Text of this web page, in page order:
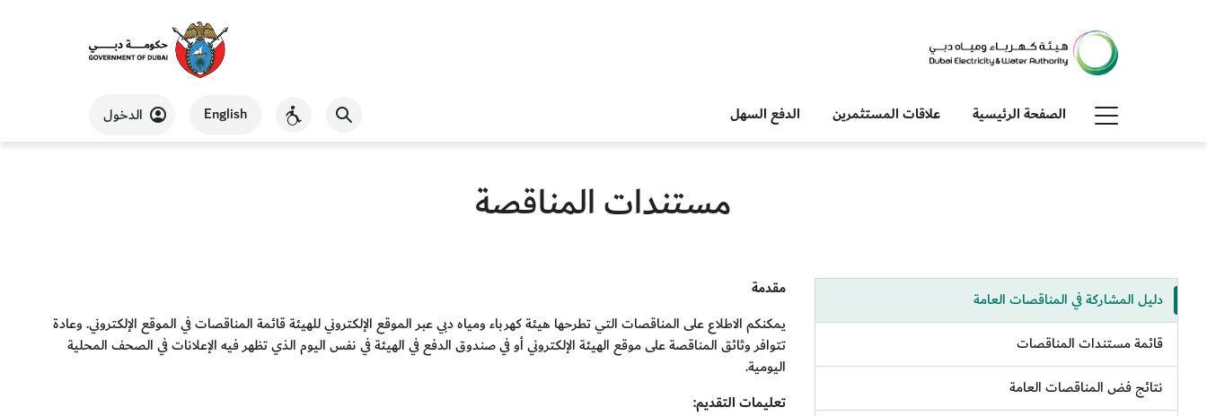
الصفحة الرئيسية علاقات المستثمرين الدفع السهل الدخول English
مستندات المناقصة
دليل المشاركة في المناقصات العامة
قائمة مستندات المناقصات
نتائج فض المناقصات العامة
مقدمة
يمكنكم الاطلاع على المناقصات التي تطرحها هيئة كهرباء ومياه دبي عبر الموقع الإلكتروني للهيئة قائمة المناقصات في الموقع الإلكتروني. وعادة
تتوافر وثائق المناقصة على موقع الهيئة الإلكتروني أو في صندوق الدفع في الهيئة في نفس اليوم الذي تظهر فيه الإعلانات في الصحف المحلية
اليومية.
تعليمات التقديم: